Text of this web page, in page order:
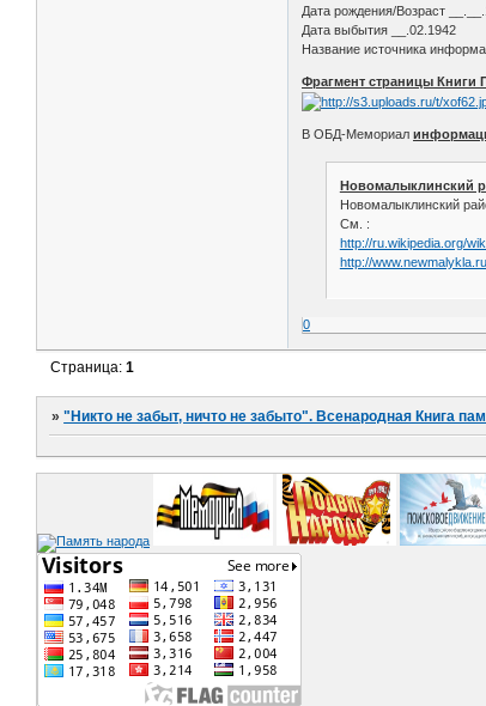
Дата рождения/Возраст
Дата выбытия __.02.1942
Название источника
Фрагмент страницы Книги
В ОБД-Мемориал
Новомалыклинский
Новомалыклинский
См. :
http://ru.wikipedia.org/
http://
0
Страница:1
»"Никто не забыт, ничто не забыто". Всенародная Книга